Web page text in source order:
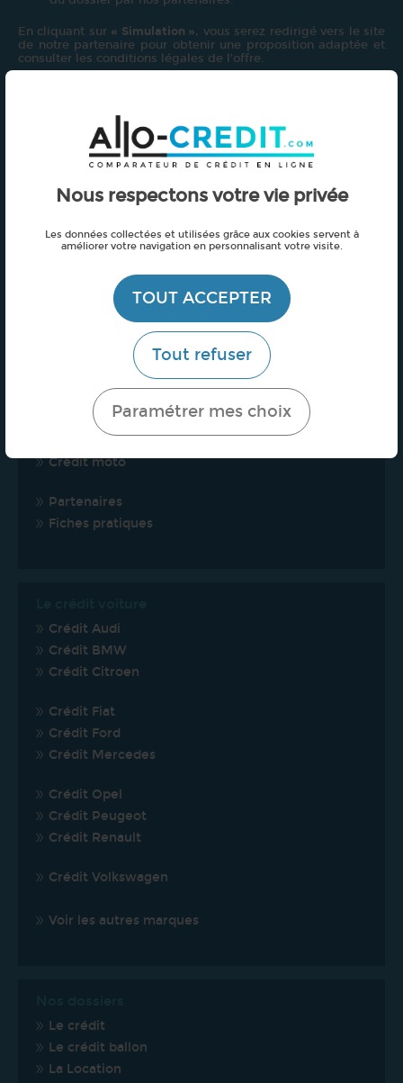
Nous respectons votre vie privée
Les données collectées et utilisées grâce aux cookies servent à
améliorer votre navigation en personnalisant votre visite.
TOUT ACCEPTER
Tout refuser
Paramétrer mes choix
En cliquant sur « Simulation », vous serez redirigé vers le site
de notre partenaire pour obtenir une proposition adaptée et
consulter les conditions légales de l’offre.
Un crédit vous engage et doit être remboursé. Vérifiez
vos capacités de remboursement avant de vous engager.
Besoin d'un crédit ? Demandez et simulez votre crédit en
ligne sur
Allo-credit.com!
Nos offres de credit en 4' chrono !
Crédit - tous projets
Crédit renouvelable
Prêt personnel
Crédit travaux
Assurance crédit
Crédit personnel
Crédit consommation
Crédit moto
Partenaires
Fiches pratiques
Crédit Audi
Crédit BMW
Crédit Citroen
Crédit Fiat
Crédit Ford
Crédit Mercedes
Crédit Opel
Crédit Peugeot
Crédit Renault
Crédit Volkswagen
Voir les autres marques
Le crédit
Le crédit ballon
La Location